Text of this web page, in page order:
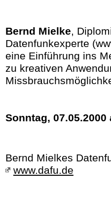
Bernd Mielke ,
Datenfunkexperte
eine Einführung ins
zu kreativen
Sonntag, 07.05.2000
Bernd Mielkes
www.dafu.de